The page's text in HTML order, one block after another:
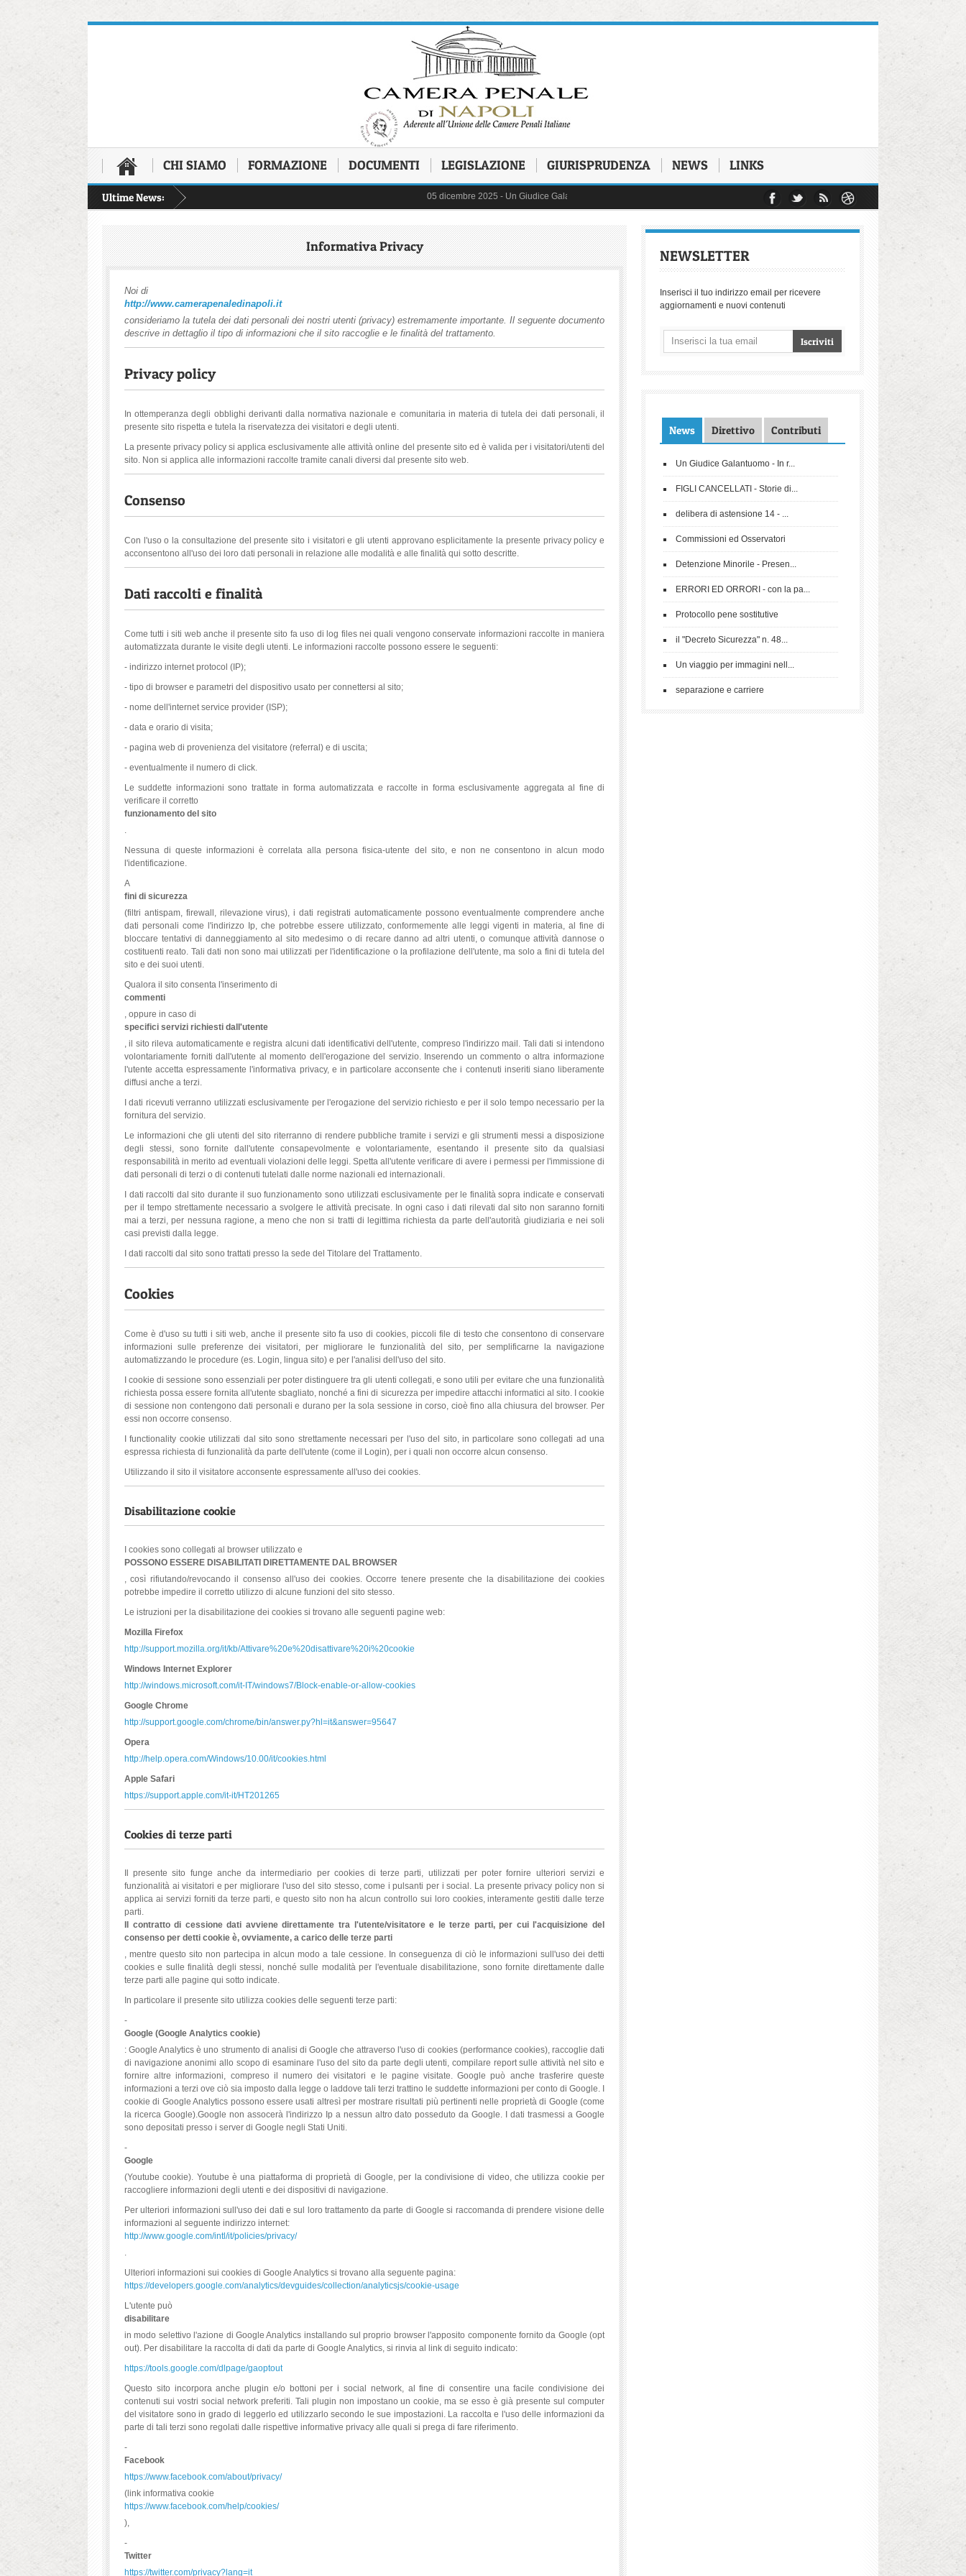
CHI SIAMO FORMAZIONE DOCUMENTI LEGISLAZIONE GIURISPRUDENZA NEWS LINKS
Ultime News: 05 dicembre 2025 -Un Giudice Galantuomo - In ricordo del Dott. Michele Morello
22 settembre 2025 -Commissioni ed Osservatori
17 marzo 2025 -Detenzione Minorile - Presentazione Rapporto Biennale di Antigone
26 giugno 2025 -ERRORI ED ORRORI - con la partecipazione di beniamino Zuncheddu
20 maggio 2025 -Protocollo pene sostitutive
06 maggio 2025 -il "Decreto Sicurezza" n. 48/2025 - le derive autoritarie del diritto penale
Un viaggio per immagini nella memoria dell'avvocatura napoletana
Informativa Privacy
Noi di
http://www.camerapenaledinapoli.it
consideriamo la tutela dei dati personali dei nostri utenti (privacy) estremamente importante. Il seguente documento
descrive in dettaglio il tipo di informazioni che il sito raccoglie e le finalità del trattamento.
Privacy policy
In ottemperanza degli obblighi derivanti dalla normativa nazionale e comunitaria in materia di tutela dei dati personali, il
presente sito rispetta e tutela la riservatezza dei visitatori e degli utenti.
La presente privacy policy si applica esclusivamente alle attività online del presente sito ed è valida per i visitatori/utenti del
sito. Non si applica alle informazioni raccolte tramite canali diversi dal presente sito web.
Consenso
Con l'uso o la consultazione del presente sito i visitatori e gli utenti approvano esplicitamente la presente privacy policy e
acconsentono all'uso dei loro dati personali in relazione alle modalità e alle finalità qui sotto descritte.
Dati raccolti e finalità
Come tutti i siti web anche il presente sito fa uso di log files nei quali vengono conservate informazioni raccolte in maniera
automatizzata durante le visite degli utenti. Le informazioni raccolte possono essere le seguenti:
- indirizzo internet protocol (IP);
- tipo di browser e parametri del dispositivo usato per connettersi al sito;
- nome dell'internet service provider (ISP);
- data e orario di visita;
- pagina web di provenienza del visitatore (referral) e di uscita;
- eventualmente il numero di click.
Le suddette informazioni sono trattate in forma automatizzata e raccolte in forma esclusivamente aggregata al fine di
verificare il corretto
funzionamento del sito
.
Nessuna di queste informazioni è correlata alla persona fisica-utente del sito, e non ne consentono in alcun modo
l'identificazione.
A
fini di sicurezza
(filtri antispam, firewall, rilevazione virus), i dati registrati automaticamente possono eventualmente comprendere anche
dati personali come l'indirizzo Ip, che potrebbe essere utilizzato, conformemente alle leggi vigenti in materia, al fine di
bloccare tentativi di danneggiamento al sito medesimo o di recare danno ad altri utenti, o comunque attività dannose o
costituenti reato. Tali dati non sono mai utilizzati per l'identificazione o la profilazione dell'utente, ma solo a fini di tutela del
sito e dei suoi utenti.
Qualora il sito consenta l'inserimento di
commenti
, oppure in caso di
specifici servizi richiesti dall'utente
, il sito rileva automaticamente e registra alcuni dati identificativi dell'utente, compreso l'indirizzo mail. Tali dati si intendono
volontariamente forniti dall'utente al momento dell'erogazione del servizio. Inserendo un commento o altra informazione
l'utente accetta espressamente l'informativa privacy, e in particolare acconsente che i contenuti inseriti siano liberamente
diffusi anche a terzi.
I dati ricevuti verranno utilizzati esclusivamente per l'erogazione del servizio richiesto e per il solo tempo necessario per la
fornitura del servizio.
Le informazioni che gli utenti del sito riterranno di rendere pubbliche tramite i servizi e gli strumenti messi a disposizione
degli stessi, sono fornite dall'utente consapevolmente e volontariamente, esentando il presente sito da qualsiasi
responsabilità in merito ad eventuali violazioni delle leggi. Spetta all'utente verificare di avere i permessi per l'immissione di
dati personali di terzi o di contenuti tutelati dalle norme nazionali ed internazionali.
I dati raccolti dal sito durante il suo funzionamento sono utilizzati esclusivamente per le finalità sopra indicate e conservati
per il tempo strettamente necessario a svolgere le attività precisate. In ogni caso i dati rilevati dal sito non saranno forniti
mai a terzi, per nessuna ragione, a meno che non si tratti di legittima richiesta da parte dell'autorità giudiziaria e nei soli
casi previsti dalla legge.
I dati raccolti dal sito sono trattati presso la sede del Titolare del Trattamento.
Cookies
Come è d'uso su tutti i siti web, anche il presente sito fa uso di cookies, piccoli file di testo che consentono di conservare
informazioni sulle preferenze dei visitatori, per migliorare le funzionalità del sito, per semplificarne la navigazione
automatizzando le procedure (es. Login, lingua sito) e per l'analisi dell'uso del sito.
I cookie di sessione sono essenziali per poter distinguere tra gli utenti collegati, e sono utili per evitare che una funzionalità
richiesta possa essere fornita all'utente sbagliato, nonché a fini di sicurezza per impedire attacchi informatici al sito. I cookie
di sessione non contengono dati personali e durano per la sola sessione in corso, cioè fino alla chiusura del browser. Per
essi non occorre consenso.
I functionality cookie utilizzati dal sito sono strettamente necessari per l'uso del sito, in particolare sono collegati ad una
espressa richiesta di funzionalità da parte dell'utente (come il Login), per i quali non occorre alcun consenso.
Utilizzando il sito il visitatore acconsente espressamente all'uso dei cookies.
Disabilitazione cookie
I cookies sono collegati al browser utilizzato e
POSSONO ESSERE DISABILITATI DIRETTAMENTE DAL BROWSER
, così rifiutando/revocando il consenso all'uso dei cookies. Occorre tenere presente che la disabilitazione dei cookies
potrebbe impedire il corretto utilizzo di alcune funzioni del sito stesso.
Le istruzioni per la disabilitazione dei cookies si trovano alle seguenti pagine web:
Mozilla Firefox
http://support.mozilla.org/it/kb/Attivare%20e%20disattivare%20i%20cookie
Windows Internet Explorer
http://windows.microsoft.com/it-IT/windows7/Block-enable-or-allow-cookies
Google Chrome
http://support.google.com/chrome/bin/answer.py?hl=it&answer=95647
Opera
http://help.opera.com/Windows/10.00/it/cookies.html
Apple Safari
https://support.apple.com/it-it/HT201265
Cookies di terze parti
Il presente sito funge anche da intermediario per cookies di terze parti, utilizzati per poter fornire ulteriori servizi e
funzionalità ai visitatori e per migliorare l'uso del sito stesso, come i pulsanti per i social. La presente privacy policy non si
applica ai servizi forniti da terze parti, e questo sito non ha alcun controllo sui loro cookies, interamente gestiti dalle terze
parti.
Il contratto di cessione dati avviene direttamente tra l'utente/visitatore e le terze parti, per cui l'acquisizione del
consenso per detti cookie è, ovviamente, a carico delle terze parti
, mentre questo sito non partecipa in alcun modo a tale cessione. In conseguenza di ciò le informazioni sull'uso dei detti
cookies e sulle finalità degli stessi, nonché sulle modalità per l'eventuale disabilitazione, sono fornite direttamente dalle
terze parti alle pagine qui sotto indicate.
In particolare il presente sito utilizza cookies delle seguenti terze parti:
-
Google (Google Analytics cookie)
: Google Analytics è uno strumento di analisi di Google che attraverso l'uso di cookies (performance cookies), raccoglie dati
di navigazione anonimi allo scopo di esaminare l'uso del sito da parte degli utenti, compilare report sulle attività nel sito e
fornire altre informazioni, compreso il numero dei visitatori e le pagine visitate. Google può anche trasferire queste
informazioni a terzi ove ciò sia imposto dalla legge o laddove tali terzi trattino le suddette informazioni per conto di Google. I
cookie di Google Analytics possono essere usati altresì per mostrare risultati più pertinenti nelle proprietà di Google (come
la ricerca Google).Google non assocerà l'indirizzo Ip a nessun altro dato posseduto da Google. I dati trasmessi a Google
sono depositati presso i server di Google negli Stati Uniti.
-
Google
(Youtube cookie). Youtube è una piattaforma di proprietà di Google, per la condivisione di video, che utilizza cookie per
raccogliere informazioni degli utenti e dei dispositivi di navigazione.
Per ulteriori informazioni sull'uso dei dati e sul loro trattamento da parte di Google si raccomanda di prendere visione delle
informazioni al seguente indirizzo internet:
http://www.google.com/intl/it/policies/privacy/
.
Ulteriori informazioni sui cookies di Google Analytics si trovano alla seguente pagina:
https://developers.google.com/analytics/devguides/collection/analyticsjs/cookie-usage
L'utente può
disabilitare
in modo selettivo l'azione di Google Analytics installando sul proprio browser l'apposito componente fornito da Google (opt
out). Per disabilitare la raccolta di dati da parte di Google Analytics, si rinvia al link di seguito indicato:
https://tools.google.com/dlpage/gaoptout
Questo sito incorpora anche plugin e/o bottoni per i social network, al fine di consentire una facile condivisione dei
contenuti sui vostri social network preferiti. Tali plugin non impostano un cookie, ma se esso è già presente sul computer
del visitatore sono in grado di leggerlo ed utilizzarlo secondo le sue impostazioni. La raccolta e l'uso delle informazioni da
parte di tali terzi sono regolati dalle rispettive informative privacy alle quali si prega di fare riferimento.
-
Facebook
https://www.facebook.com/about/privacy/
(link informativa cookie
https://www.facebook.com/help/cookies/
),
-
Twitter
https://twitter.com/privacy?lang=it
NEWSLETTER
Inserisci il tuo indirizzo email per ricevere
aggiornamenti e nuovi contenuti
News Direttivo Contributi
Un Giudice Galantuomo - In r...
FIGLI CANCELLATI - Storie di...
delibera di astensione 14 - ...
Commissioni ed Osservatori
Detenzione Minorile - Presen...
ERRORI ED ORRORI - con la pa...
Protocollo pene sostitutive
il "Decreto Sicurezza" n. 48...
Un viaggio per immagini nell...
separazione e carriere